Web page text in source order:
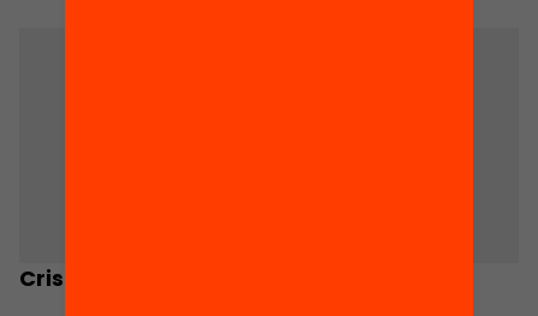
Cristina Sànchez